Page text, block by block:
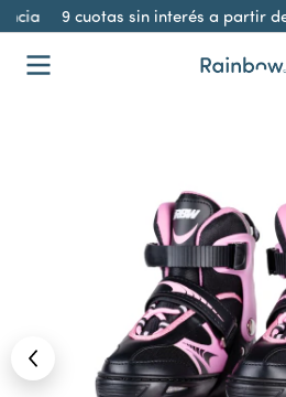
9 cuotas sin interés a partir